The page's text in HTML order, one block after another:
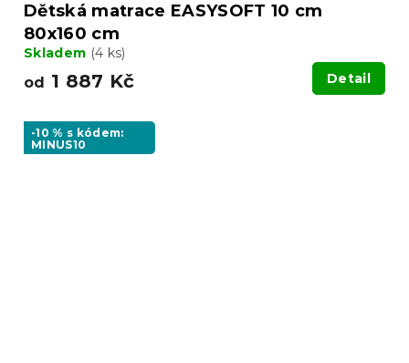
Dětská matrace EASYSOFT 10 cm
80x160 cm
Skladem (4 ks)
od 1 887 Kč Detail
-10 % s kódem:
MINUS10